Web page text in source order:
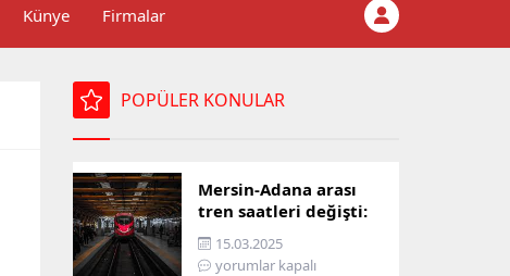
Künye Firmalar
POPÜLER KONULAR
Mersin-Adana arası
tren saatleri değişti:
İşte yeni ulaşım listesi
15.03.2025
yorumlar kapalı